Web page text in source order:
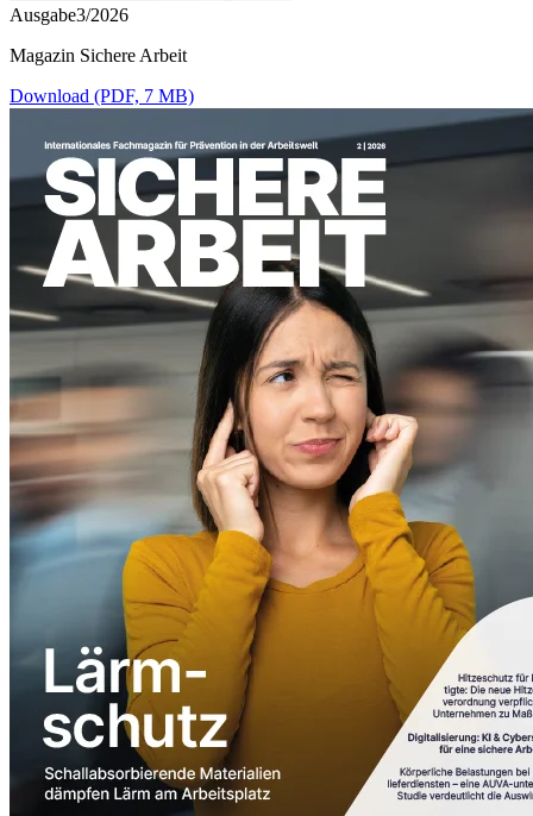
Ausgabe3/2026
Magazin Sichere Arbeit
Download (PDF, 7 MB)